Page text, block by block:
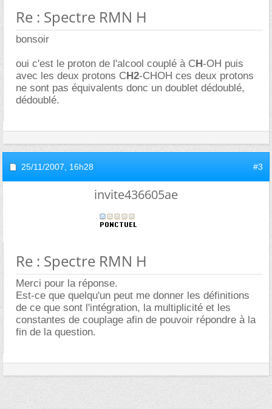
Re : Spectre RMN H
bonsoir
oui c'est le proton de l'alcool couplé à CH-OH puis
avec les deux protons CH2-CHOH ces deux protons
ne sont pas équivalents donc un doublet dédoublé,
dédoublé.
25/11/2007, 16h28 #3
invite436605ae
Re : Spectre RMN H
Merci pour la réponse.
Est-ce que quelqu'un peut me donner les définitions
de ce que sont l'intégration, la multiplicité et les
constantes de couplage afin de pouvoir répondre à la
fin de la question.